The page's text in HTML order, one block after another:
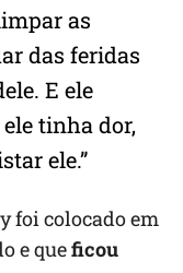
as
das feridas
E ele
tinha dor,
ele.”
foi colocado em
e queficou